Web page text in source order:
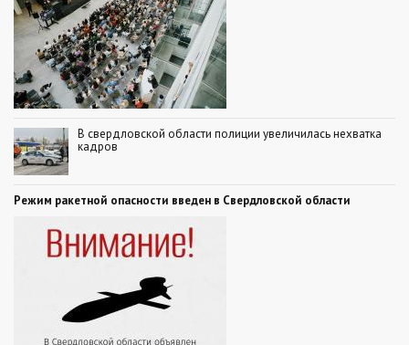
В свердловской области полиции увеличилась нехватка
кадров
Режим ракетной опасности введен в Свердловской области